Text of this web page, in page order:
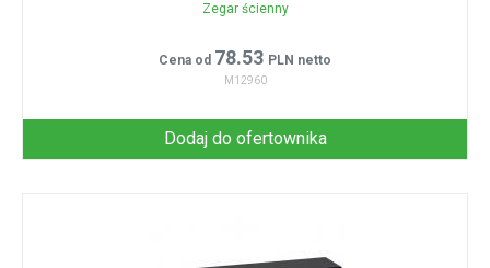
Zegar ścienny
Cena od 78.53 PLN netto
M12960
Dodaj do ofertownika